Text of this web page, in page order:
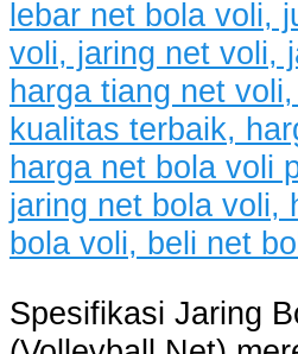
Spesifikasi Jaring